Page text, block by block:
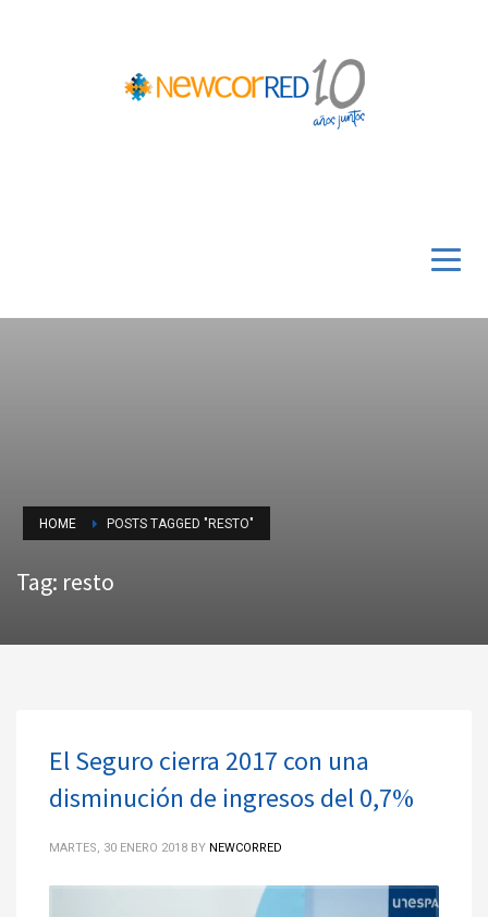
HOME POSTS TAGGED "RESTO"
Tag: resto
El Seguro cierra 2017 con una
disminución de ingresos del 0,7%
MARTES, 30 ENERO 2018 BY NEWCORRED